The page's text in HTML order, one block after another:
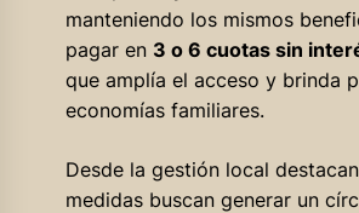
manteniendo los mismos
pagar en 3 o 6 cuotas sin
que amplía el acceso y brinda
economías familiares.
Desde la gestión local
medidas buscan generar un